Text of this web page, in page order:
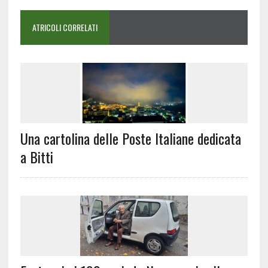
ATRICOLI CORRELATI
Una cartolina delle Poste Italiane dedicata
a Bitti